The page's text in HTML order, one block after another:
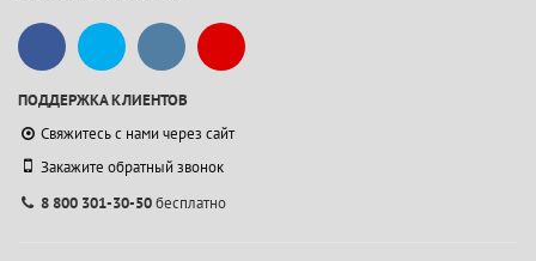
ПОДДЕРЖКА КЛИЕНТОВ
Свяжитесь с нами через сайт
Закажите обратный звонок
8 800 301-30-50бесплатно